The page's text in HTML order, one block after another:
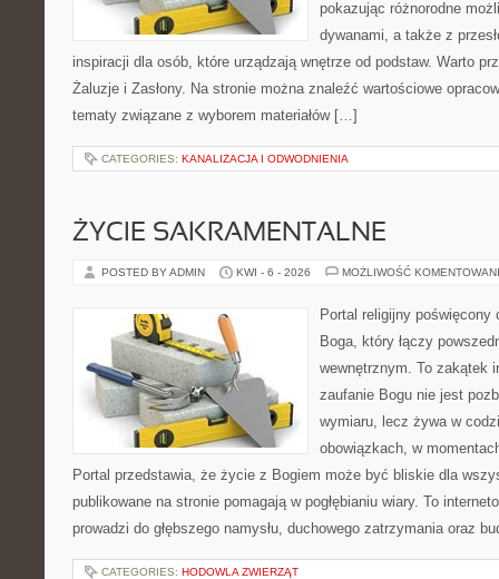
pokazując różnorodne
dywanami, a także z
inspiracji dla osób, które urządzają wnętrze od podstaw. Warto
Żaluzje i Zasłony. Na stronie można znaleźć wartościowe
tematy związane z wyborem materiałów […]
CATEGORIES: KANALIZACJA I ODWODNIENIA
ŻYCIE SAKRAMENTALNE
POSTED BY ADMIN KWI - 6 - 2026 MOŻLIWOŚĆ
Portal religijny
Boga, który łączy
wewnętrznym. To zakątek
zaufanie Bogu nie jest
wymiaru, lecz żywa w
obowiązkach, w
Portal przedstawia, że życie z Bogiem może być bliskie dla
publikowane na stronie pomagają w pogłębianiu wiary. To
prowadzi do głębszego namysłu, duchowego zatrzymania oraz
CATEGORIES: HODOWLA ZWIERZĄT